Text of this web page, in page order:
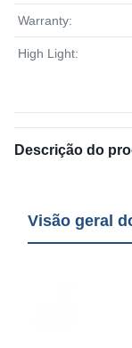
Warranty:
High Light:
Descrição do
Visão geral